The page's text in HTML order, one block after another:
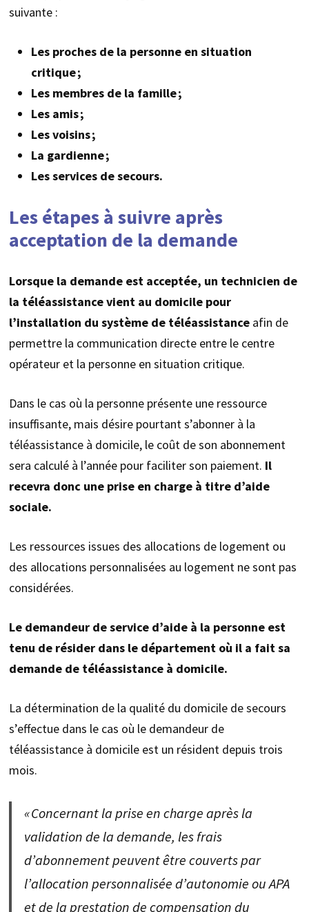
suivante :
Les proches de la personne en situation
critique ;
Les membres de la famille ;
Les amis ;
Les voisins ;
La gardienne ;
Les services de secours.
Les étapes à suivre après
acceptation de la demande
Lorsque la demande est acceptée, un technicien de
la téléassistance vient au domicile pour
l’installation du système de téléassistanceafin de
permettre la communication directe entre le centre
opérateur et la personne en situation critique.
Dans le cas où la personne présente une ressource
insuffisante, mais désire pourtant s’abonner à la
téléassistance à domicile, le coût de son abonnement
sera calculé à l’année pour faciliter son paiement. Il
recevra donc une prise en charge à titre d’aide
sociale.
Les ressources issues des allocations de logement ou
des allocations personnalisées au logement ne sont pas
considérées.
Le demandeur de service d’aide à la personne est
tenu de résider dans le département où il a fait sa
demande de téléassistance à domicile.
La détermination de la qualité du domicile de secours
s’effectue dans le cas où le demandeur de
téléassistance à domicile est un résident depuis trois
mois.
« Concernant la prise en charge après la
validation de la demande, les frais
d’abonnement peuvent être couverts par
l’allocation personnalisée d’autonomie ou APA
et de la prestation de compensation du